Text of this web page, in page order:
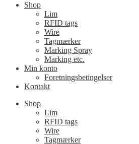
Shop
Lim
RFID tags
Wire
Tagmærker
Marking Spray
Marking etc.
Min konto
Foretningsbetingelser
Kontakt
Shop
Lim
RFID tags
Wire
Tagmærker